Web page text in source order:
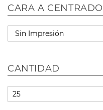
CARA A CENTRADO
CANTIDAD